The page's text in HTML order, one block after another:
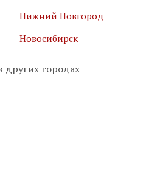
Нижний Новгород
Новосибирск
других городах